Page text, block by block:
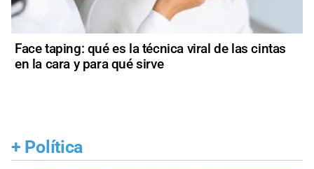
Face taping: qué es la técnica viral de las cintas
en la cara y para qué sirve
+ Política